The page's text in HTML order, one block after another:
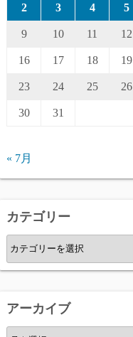
2 3 4 5
9 10 11 12
16 17 18 19
23 24 25 26
30 31
« 7月
カテゴリー
カ
テ
ー
アーカイブ
ア